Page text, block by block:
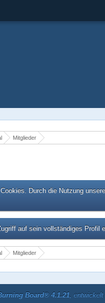
Mitglieder
Durch die Nutzung
auf sein vollständiges Profil
Mitglieder
Board® 4.1.21, entwickelt